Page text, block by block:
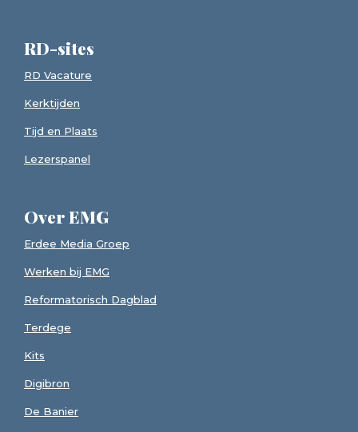
RD-sites
RD Vacature
Kerktijden
Tijd en Plaats
Lezerspanel
Over EMG
Erdee Media Groep
Werken bij EMG
Reformatorisch Dagblad
Terdege
Kits
Digibron
De Banier